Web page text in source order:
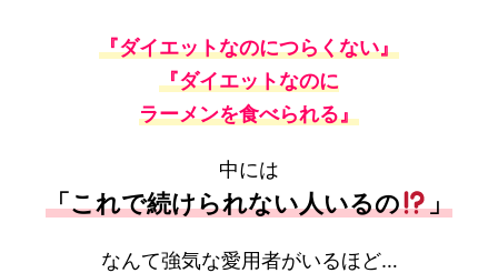
『ダイエットなのにつらくない』
『ダイエットなのに
ラーメンを食べられる』
中には
「これで続けられない人いるの 」
なんて強気な愛用者がいるほど…